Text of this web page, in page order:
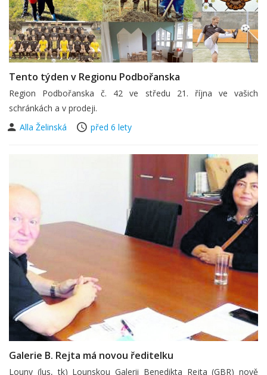
Tento týden v Regionu Podbořanska
Region Podbořanska č. 42 ve středu 21. října ve vašich
schránkách a v prodeji.
Alla Želinská
před 6 lety
Galerie B. Rejta má novou ředitelku
Louny (lus, tk) Lounskou Galerii Benedikta Rejta (GBR) nově